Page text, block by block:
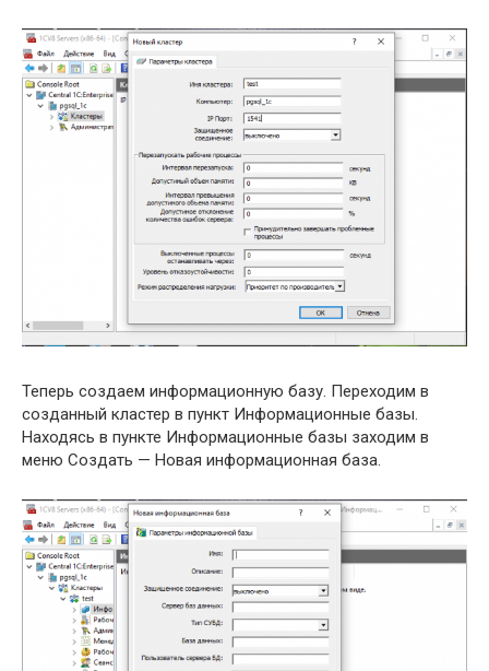
Теперь создаем информационную базу. Переходим в
созданный кластер в пункт Информационные базы.
Находясь в пункте Информационные базы заходим в
меню Создать — Новая информационная база.